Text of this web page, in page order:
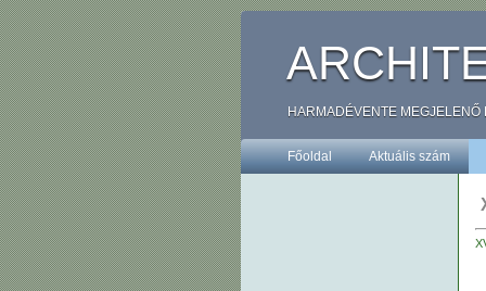
HARMADÉVENTE
Főoldal Aktuális szám